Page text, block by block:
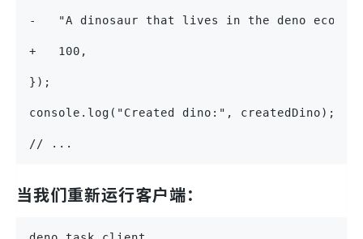
-   "A dinosaur that lives in the deno
+   100,
});
console.log("Created dino:", createdDino);
// ...
当我们重新运行客户端：